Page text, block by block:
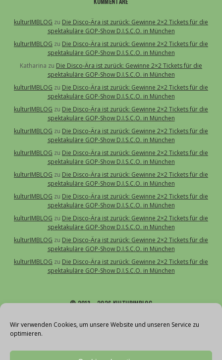
Wir verwenden Cookies, um unsere Website und unseren Service zu
optimieren.
kulturIMBLOG zu Die Disco-Ära ist zurück: Gewinne 2×2 Tickets für die
spektakuläre GOP-Show D.I.S.C.O. in München
kulturIMBLOG zu Die Disco-Ära ist zurück: Gewinne 2×2 Tickets für die
spektakuläre GOP-Show D.I.S.C.O. in München
Katharina zu Die Disco-Ära ist zurück: Gewinne 2×2 Tickets für die
spektakuläre GOP-Show D.I.S.C.O. in München
kulturIMBLOG zu Die Disco-Ära ist zurück: Gewinne 2×2 Tickets für die
spektakuläre GOP-Show D.I.S.C.O. in München
kulturIMBLOG zu Die Disco-Ära ist zurück: Gewinne 2×2 Tickets für die
spektakuläre GOP-Show D.I.S.C.O. in München
kulturIMBLOG zu Die Disco-Ära ist zurück: Gewinne 2×2 Tickets für die
spektakuläre GOP-Show D.I.S.C.O. in München
kulturIMBLOG zu Die Disco-Ära ist zurück: Gewinne 2×2 Tickets für die
spektakuläre GOP-Show D.I.S.C.O. in München
kulturIMBLOG zu Die Disco-Ära ist zurück: Gewinne 2×2 Tickets für die
spektakuläre GOP-Show D.I.S.C.O. in München
kulturIMBLOG zu Die Disco-Ära ist zurück: Gewinne 2×2 Tickets für die
spektakuläre GOP-Show D.I.S.C.O. in München
kulturIMBLOG zu Die Disco-Ära ist zurück: Gewinne 2×2 Tickets für die
spektakuläre GOP-Show D.I.S.C.O. in München
kulturIMBLOG zu Die Disco-Ära ist zurück: Gewinne 2×2 Tickets für die
spektakuläre GOP-Show D.I.S.C.O. in München
kulturIMBLOG zu Die Disco-Ära ist zurück: Gewinne 2×2 Tickets für die
spektakuläre GOP-Show D.I.S.C.O. in München
© 2013 – 2026 KULTURIMBLOG
Über uns
Impressum